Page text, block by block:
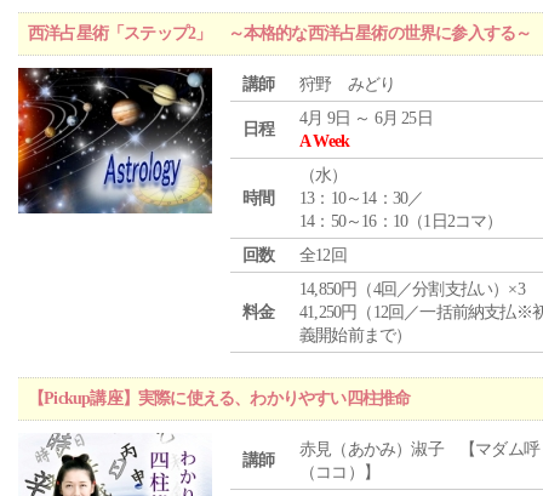
西洋占星術「ステップ2」 ～本格的な西洋占星術の世界に参入する～
講師 狩野 みどり
日程
4月 9日 ～ 6月 25日
A Week
時間
（水）
13：10～14：30／
14：50～16：10（1日2コマ）
回数
全12回
料金
14,850円（4回／分割支払い）×3
41,250円（12回／一括前納支払※
義開始前まで）
【Pickup講座】実際に使える、わかりやすい四柱推命
講師
赤見（あかみ）淑子 【マダム呼
（ココ）】